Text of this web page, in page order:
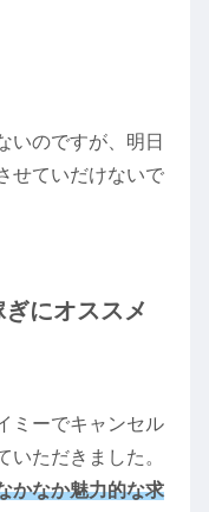
いのですが、明日
せていだけないで
にオススメ
ミーでキャンセル
ただきました。
かなか魅力的な求